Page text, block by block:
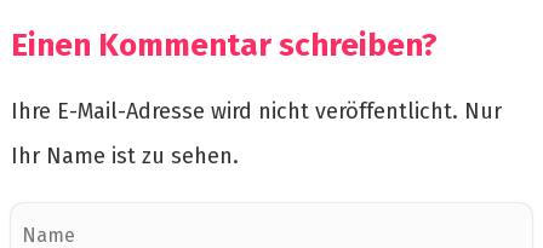
Einen Kommentar schreiben?
Ihre E-Mail-Adresse wird nicht veröffentlicht. Nur
Ihr Name ist zu sehen.